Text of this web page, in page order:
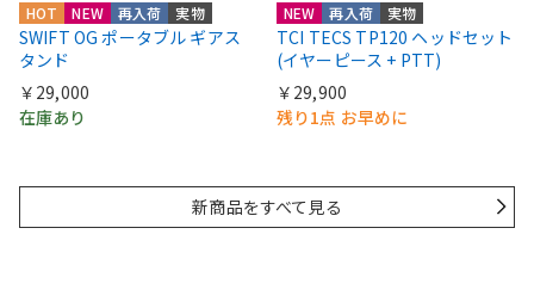
HOT NEW 再入荷 実物
SWIFT OG ポータブル ギアス
タンド
￥29,000
在庫あり
NEW 再入荷 実物
TCI TECS TP120 ヘッドセット
(イヤーピース + PTT)
￥29,900
残り1点 お早めに
新商品をすべて見る